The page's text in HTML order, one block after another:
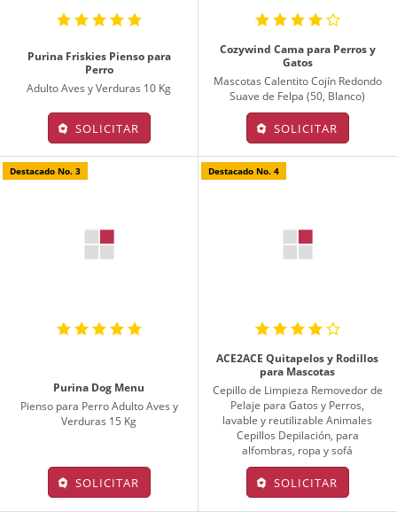
Purina Friskies Pienso para
Perro
Adulto Aves y Verduras 10 Kg
SOLICITAR
Cozywind Cama para Perros y
Gatos
Mascotas Calentito Cojín Redondo
Suave de Felpa (50, Blanco)
SOLICITAR
Destacado No. 3
Purina Dog Menu
Pienso para Perro Adulto Aves y
Verduras 15 Kg
SOLICITAR
Destacado No. 4
ACE2ACE Quitapelos y Rodillos
para Mascotas
Cepillo de Limpieza Removedor de
Pelaje para Gatos y Perros,
lavable y reutilizable Animales
Cepillos Depilación, para
alfombras, ropa y sofá
SOLICITAR